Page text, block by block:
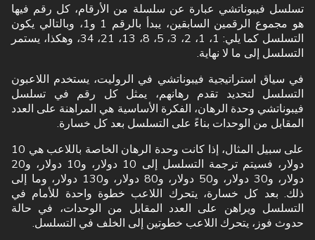
تسلسل فيبوناتشي عبارة عن سلسلة من الأرقام، كل رقم فيها
هو مجموع الرقمين السابقين، يبدأ بالرقم 1 و1، وبالتالي يكون
التسلسل كما يلي: 1، 1، 2، 3، 5، 8، 13، 21، 34، وهكذا، يستمر
التسلسل إلى ما لا نهاية.
في سياق استراتيجية فيبوناتشي في الروليت، يستخدم اللاعبون
التسلسل لتحديد تقدم رهانهم، يمثل كل رقم في تسلسل
فيبوناتشي وحدة الرهان، الفكرة الأساسية هي المراهنة على العدد
المقابل من الوحدات بناءً على التسلسل بعد كل خسارة.
على سبيل المثال، إذا كانت وحدة الرهان الخاصة باللاعب هي 10
دولار، فسيتم ترجمة التسلسل إلى 10 دولار، و10 دولار، و20
دولار، و30 دولار، و50 دولار، و80 دولار، و130 دولار، وما إلى
ذلك. بعد كل خسارة، يتحرك اللاعب خطوة واحدة للأمام في
التسلسل ويراهن على العدد المقابل من الوحدات، في حالة
حدوث فوز، يتحرك اللاعب خطوتين إلى الخلف في التسلسل.